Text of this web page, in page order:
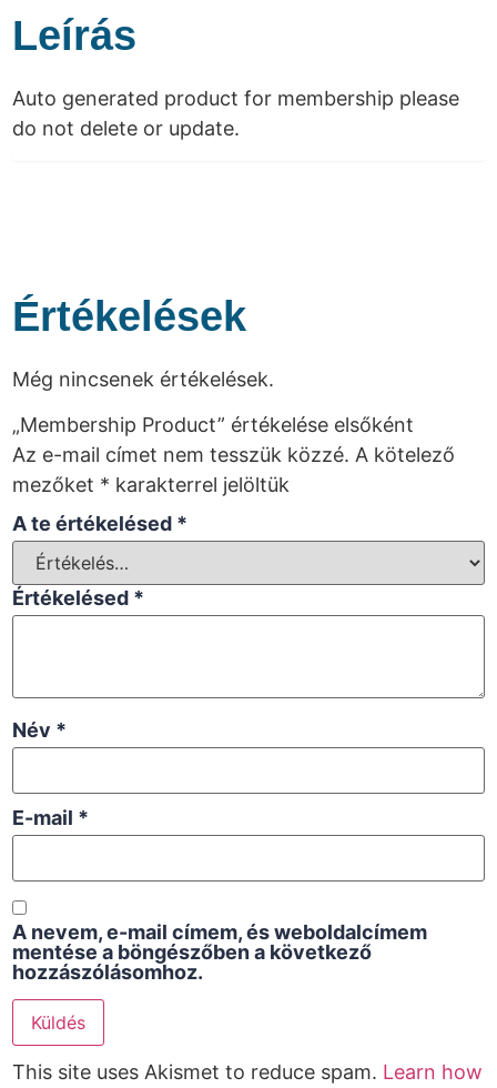
Leírás
Auto generated product for membership please
do not delete or update.
Értékelések
Még nincsenek értékelések.
„Membership Product” értékelése elsőként
Az e-mail címet nem tesszük közzé. A kötelező
mezőket * karakterrel jelöltük
A te értékelésed *
Értékelésed *
Név *
E-mail *
A nevem, e-mail címem, és weboldalcímem
mentése a böngészőben a következő
hozzászólásomhoz.
This site uses Akismet to reduce spam. Learn how